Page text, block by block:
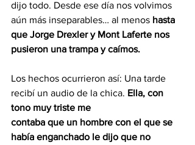
dijo todo. Desde ese día nos volvimos
aún más inseparables… al menos hasta
que Jorge Drexler y Mont Laferte nos
pusieron una trampa y caímos.
Los hechos ocurrieron así: Una tarde
recibí un audio de la chica. Ella, con
tono muy triste me
contaba que un hombre con el que se
había enganchado le dijo que no